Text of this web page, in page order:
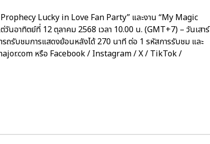
Lucky in Love Fan Party” และงาน “My Magic
อาทิตย์ที่ 12 ตุลาคม 2568 เวลา 10.00 น. (GMT+7) – วันเสาร์
ถรับชมการแสดงย้อนหลังได้ 270 นาที ต่อ 1 รหัสการรับชม และ
หรือ Facebook / Instagram / X / TikTok /